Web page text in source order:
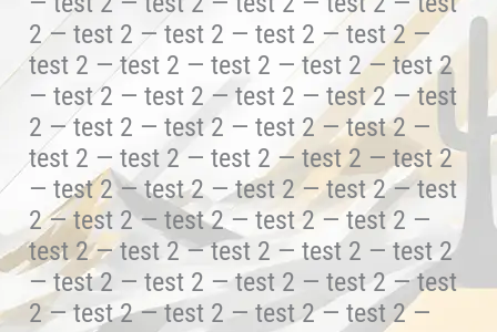
2 — test 2 — test 2 — test 2 — test 2 —
test 2 — test 2 — test 2 — test 2 — test 2
— test 2 — test 2 — test 2 — test 2 — test
2 — test 2 — test 2 — test 2 — test 2 —
test 2 — test 2 — test 2 — test 2 — test 2
— test 2 — test 2 — test 2 — test 2 — test
2 — test 2 — test 2 — test 2 — test 2 —
test 2 — test 2 — test 2 — test 2 — test 2
— test 2 — test 2 — test 2 — test 2 — test
2 — test 2 — test 2 — test 2 — test 2 —